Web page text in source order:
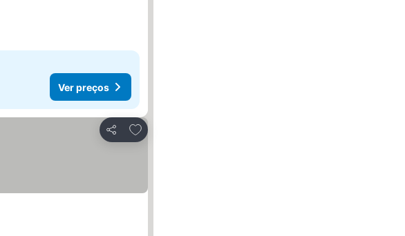
Ver preços
Partilhar
Adicionar aos favoritos